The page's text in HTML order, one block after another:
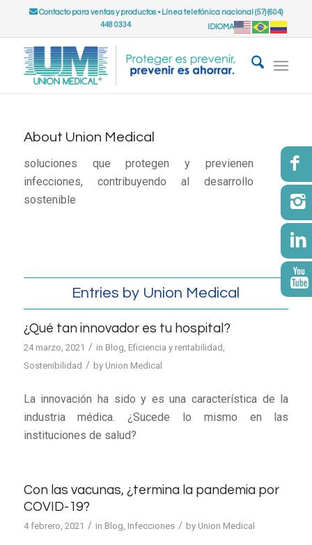
Contacto para ventas y productos• Línea telefónica nacional (57) (604)
448 0334
IDIOMA
About Union Medical
soluciones que protegen y previenen
infecciones, contribuyendo al desarrollo
sostenible
Entries by Union Medical
¿Qué tan innovador es tu hospital?
24 marzo, 2021 / in Blog, Eficiencia y rentabilidad ,
Sostenibilidad / by Union Medical
La innovación ha sido y es una característica de la
industria médica. ¿Sucede lo mismo en las
instituciones de salud?
Con las vacunas, ¿termina la pandemia por
COVID-19?
4 febrero, 2021 / in Blog, Infecciones / by Union Medical